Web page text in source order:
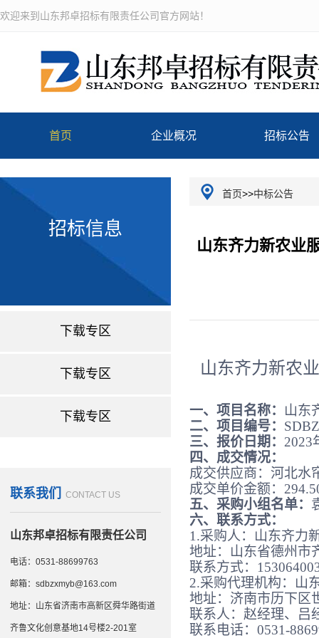
欢迎来到山东邦卓招标有限责任公司官方网站！
首页 企业概况
办公环境
招标公告
招标信息
下载专区
下载专区
下载专区
联系我们 CONTACT US
山东邦卓招标有限责任公司
电话：0531-88699763
邮箱：sdbzxmyb@163.com
地址：山东省济南市高新区舜华路街道
齐鲁文化创意基地14号楼2-201室
首页>>中标公告
山东齐力新农业
山东齐力新农
一、项目名称： 山东
二、项目编号：
三、报价日期： 2023
四、成交情况：
成交供应商：河北水
成交单价金额：
五、采购小组名单：
六、 联系方式：
1.采购人： 山东齐力
地址：山东省德州市
联系方式：
2.采购代理机构：山
地址：济南市历下区
联系人：赵经理、吕
联系电话： 0531-